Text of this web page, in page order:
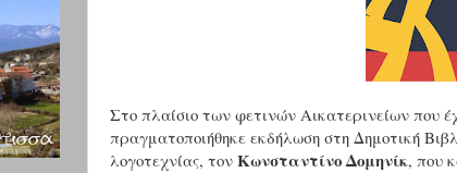
Στο πλαίσιο των φετινών Αικατερινείων που
πραγματοποιήθηκε εκδήλωση στη Δημοτική
λογοτεχνίας, τον Κωνσταντίνο Δομηνίκ, που